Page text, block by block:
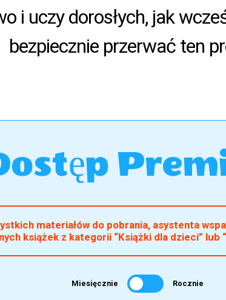
i uczy dorosłych, jak
bezpiecznie przerwać ten
materiałów do pobrania, asystenta
książek z kategorii “Książki dla dzieci” lub
Miesięcznie Rocznie